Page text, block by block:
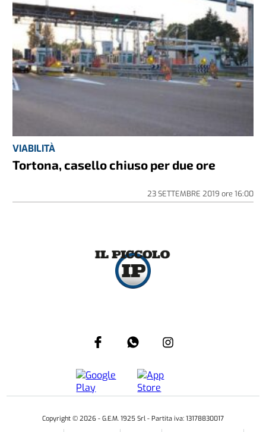
VIABILITÀ
Tortona, casello chiuso per due ore
23 SETTEMBRE 2019 ore 16:00
Copyright © 2026 - G.E.M. 1925 Srl - Partita iva: 13178830017